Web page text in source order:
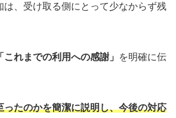
は、受け取る側にとって少なからず残
「これまでの利用への感謝」
を明確に伝
ったのかを簡潔に説明し、今後の対応